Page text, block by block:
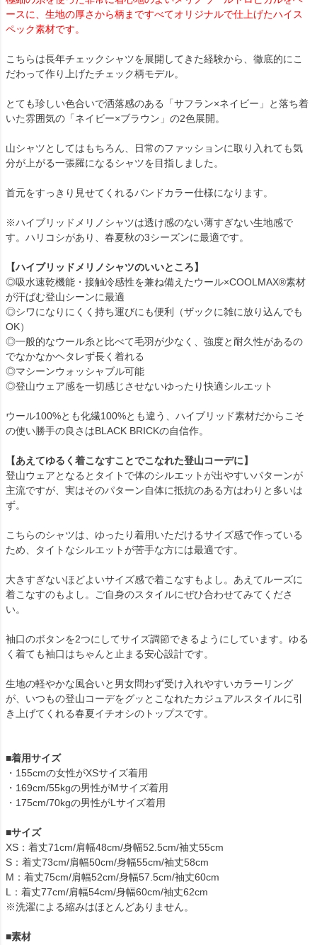
ースに、生地の厚さから柄まですべてオリジナルで仕上げたハイス
ペック素材です。
こちらは長年チェックシャツを展開してきた経験から、徹底的にこ
だわって作り上げたチェック柄モデル。
とても珍しい色合いで洒落感のある「サフラン×ネイビー」と落ち着
いた雰囲気の「ネイビー×ブラウン」の2色展開。
山シャツとしてはもちろん、日常のファッションに取り入れても気
分が上がる一張羅になるシャツを目指しました。
首元をすっきり見せてくれるバンドカラー仕様になります。
※ハイブリッドメリノシャツは透け感のない薄すぎない生地感で
す。ハリコシがあり、春夏秋の3シーズンに最適です。
【ハイブリッドメリノシャツのいいところ】
◎吸水速乾機能・接触冷感性を兼ね備えたウール×COOLMAX®素材
が汗ばむ登山シーンに最適
◎シワになりにくく持ち運びにも便利（ザックに雑に放り込んでも
OK）
◎一般的なウール糸と比べて毛羽が少なく、強度と耐久性があるの
でなかなかヘタレず長く着れる
◎マシーンウォッシャブル可能
◎登山ウェア感を一切感じさせないゆったり快適シルエット
ウール100%とも化繊100%とも違う、ハイブリッド素材だからこそ
の使い勝手の良さはBLACK BRICKの自信作。
【あえてゆるく着こなすことでこなれた登山コーデに】
登山ウェアとなるとタイトで体のシルエットが出やすいパターンが
主流ですが、実はそのパターン自体に抵抗のある方はわりと多いは
ず。
こちらのシャツは、ゆったり着用いただけるサイズ感で作っている
ため、タイトなシルエットが苦手な方には最適です。
大きすぎないほどよいサイズ感で着こなすもよし。あえてルーズに
着こなすのもよし。ご自身のスタイルにぜひ合わせてみてくださ
い。
袖口のボタンを2つにしてサイズ調節できるようにしています。ゆる
く着ても袖口はちゃんと止まる安心設計です。
生地の軽やかな風合いと男女問わず受け入れやすいカラーリング
が、いつもの登山コーデをグッとこなれたカジュアルスタイルに引
き上げてくれる春夏イチオシのトップスです。
■着用サイズ
・155cmの女性がXSサイズ着用
・169cm/55kgの男性がMサイズ着用
・175cm/70kgの男性がLサイズ着用
■サイズ
XS：着丈71cm/肩幅48cm/身幅52.5cm/袖丈55cm
S：着丈73cm/肩幅50cm/身幅55cm/袖丈58cm
M：着丈75cm/肩幅52cm/身幅57.5cm/袖丈60cm
L：着丈77cm/肩幅54cm/身幅60cm/袖丈62cm
※洗濯による縮みはほとんどありません。
■素材